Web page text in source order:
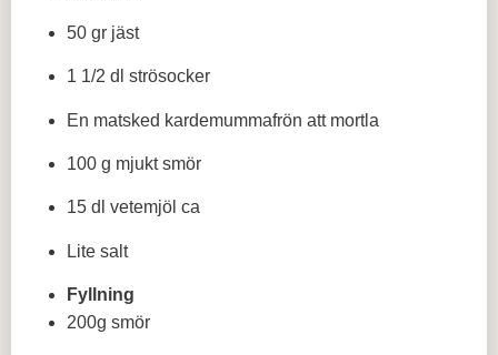
50 gr jäst
1 1/2 dl strösocker
En matsked kardemummafrön att mortla
100 g mjukt smör
15 dl vetemjöl ca
Lite salt
Fyllning
200g smör